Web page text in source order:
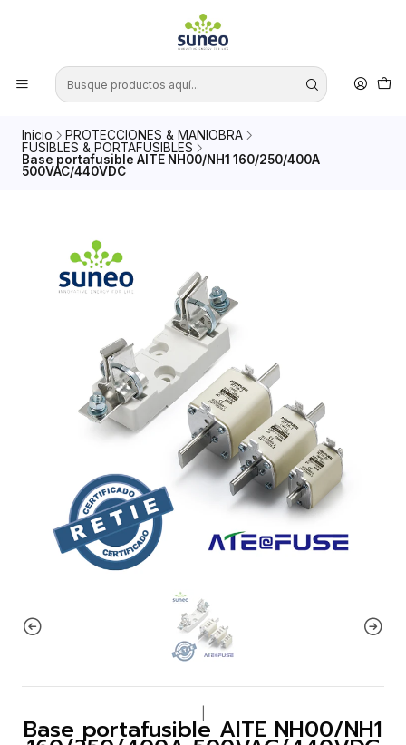
Inicio
PROTECCIONES & MANIOBRA
FUSIBLES & PORTAFUSIBLES
Base portafusible AITE NH00/NH1 160/250/400A
500VAC/440VDC
Base portafusible AITE NH00/NH1